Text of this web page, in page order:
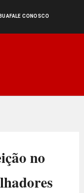
FALE CONOSCO
no